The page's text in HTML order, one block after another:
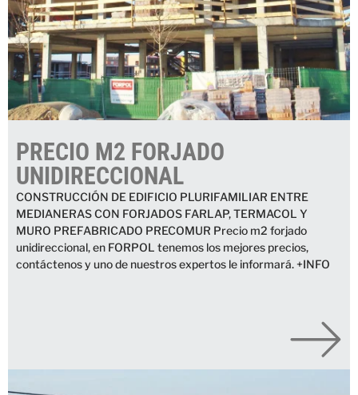
PRECIO M2 FORJADO
UNIDIRECCIONAL
CONSTRUCCIÓN DE EDIFICIO PLURIFAMILIAR ENTRE
MEDIANERAS CON FORJADOS FARLAP, TERMACOL Y
MURO PREFABRICADO PRECOMUR Precio m2 forjado
unidireccional, en FORPOL tenemos los mejores precios,
contáctenos y uno de nuestros expertos le informará. +INFO